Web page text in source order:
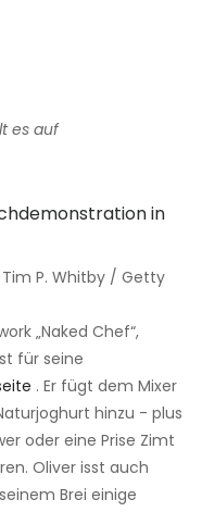
es auf
P. Whitby / Getty
„Naked Chef“,
für seine
. Er fügt dem Mixer
hinzu - plus
oder eine Prise Zimt
Oliver isst auch
Brei einige